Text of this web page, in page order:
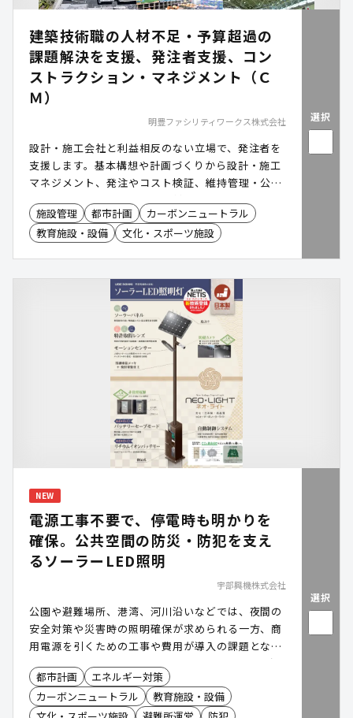
建築技術職の人材不足・予算超過の
課題解決を支援、発注者支援、コン
ストラクション・マネジメント（Ｃ
Ｍ）
明豊ファシリティワークス株式会社
設計・施工会社と利益相反のない立場で、発注者を
支援します。基本構想や計画づくりから設計・施工
マネジメント、発注やコスト検証、維持管理・公共
施設マネジメントまで幅広く対応。建設事業の立ち
上げから推進、保有施設の運用・管理まで、ライフ
サイクル全体を伴走し、専門性を補完。品質・工
施設管理 都市計画
カーボンニュートラル
教育施設・設備
文化・スポーツ施設
選択
NEW
電源工事不要で、停電時も明かりを
確保。公共空間の防災・防犯を支え
るソーラーLED照明
宇部興機株式会社
公園や避難場所、港湾、河川沿いなどでは、夜間の
安全対策や災害時の照明確保が求められる一方、商
用電源を引くための工事や費用が導入の課題となり
ます。「NEO・LIGHT(ネオ・ライト)」は、太陽光
で発電したものを蓄電し、電源工事不要で設置でき
る独立型ソーラーLED照明です。平常時の防犯・安
都市計画
エネルギー対策
カーボンニュートラル
教育施設・設備
選択